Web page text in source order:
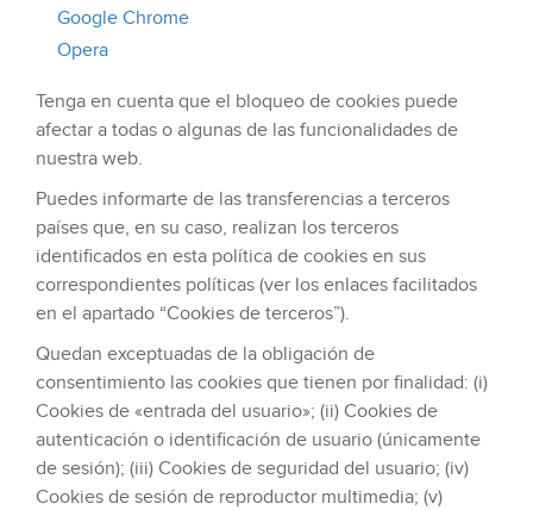
Google Chrome
Opera
Tenga en cuenta que el bloqueo de cookies puede
afectar a todas o algunas de las funcionalidades de
nuestra web.
Puedes informarte de las transferencias a terceros
países que, en su caso, realizan los terceros
identificados en esta política de cookies en sus
correspondientes políticas (ver los enlaces facilitados
en el apartado “Cookies de terceros”).
Quedan exceptuadas de la obligación de
consentimiento las cookies que tienen por finalidad: (i)
Cookies de «entrada del usuario»; (ii) Cookies de
autenticación o identificación de usuario (únicamente
de sesión); (iii) Cookies de seguridad del usuario; (iv)
Cookies de sesión de reproductor multimedia; (v)